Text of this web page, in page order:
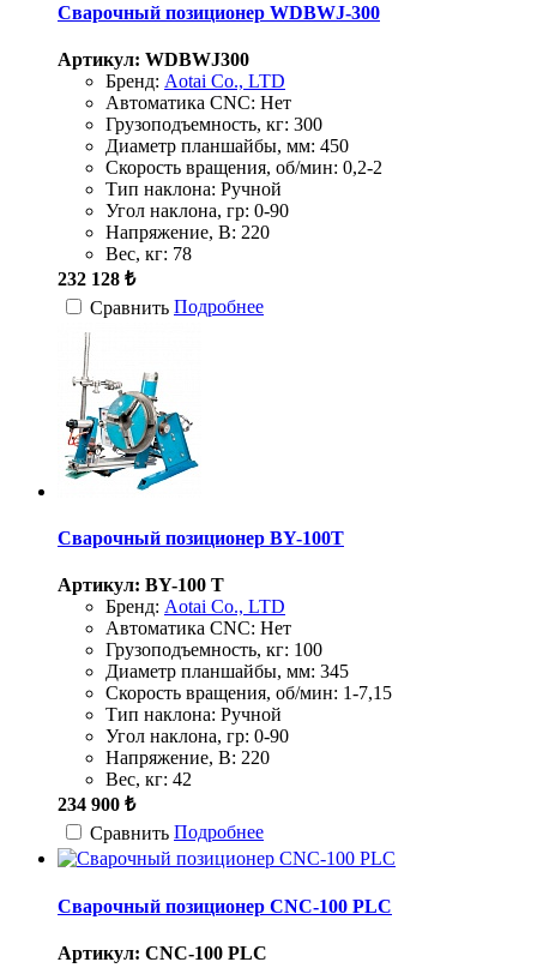
Сварочный позиционер WDBWJ-300
Артикул: WDBWJ300
Бренд: Aotai Co., LTD
Автоматика CNC: Нет
Грузоподъемность, кг: 300
Диаметр планшайбы, мм: 450
Скорость вращения, об/мин: 0,2-2
Тип наклона: Ручной
Угол наклона, гр: 0-90
Напряжение, В: 220
Вес, кг: 78
232 128 ₺
Сравнить Подробнее
Сварочный позиционер BY-100T
Артикул: BY-100 T
Бренд: Aotai Co., LTD
Автоматика CNC: Нет
Грузоподъемность, кг: 100
Диаметр планшайбы, мм: 345
Скорость вращения, об/мин: 1-7,15
Тип наклона: Ручной
Угол наклона, гр: 0-90
Напряжение, В: 220
Вес, кг: 42
234 900 ₺
Сравнить Подробнее
Сварочный позиционер CNC-100 PLC
Артикул: CNC-100 PLC